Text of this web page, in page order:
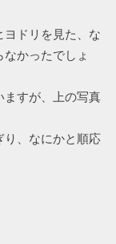
ドリを見た、な
かったでしょ
ますが、上の写真
り、なにかと順応